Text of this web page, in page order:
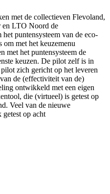
met de collectieven Flevoland,
en LTO Noord de
puntensysteem van de eco-
om met het keuzemenu
met het puntensysteem de
keuzen. De pilot zelf is in
zich gericht op het leveren
de (effectiviteit van de)
ontwikkeld met een eigen
die (virtueel) is getest op
Veel van de nieuwe
op acht